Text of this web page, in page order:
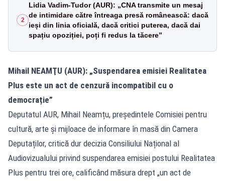
2
Lidia Vadim-Tudor (AUR): „CNA transmite un mesaj
de intimidare către întreaga presă românească: dacă
ieși din linia oficială, dacă critici puterea, dacă dai
spațiu opoziției, poți fi redus la tăcere”
Mihail NEAMŢU (AUR): „Suspendarea emisiei Realitatea
Plus este un act de cenzură incompatibil cu o
democrație”
Deputatul AUR, Mihail Neamțu, președintele Comisiei pentru
cultură, arte şi mijloace de informare în masă din Camera
Deputaților, critică dur decizia Consiliului Național al
Audiovizualului privind suspendarea emisiei postului Realitatea
Plus pentru trei ore, calificând măsura drept „un act de